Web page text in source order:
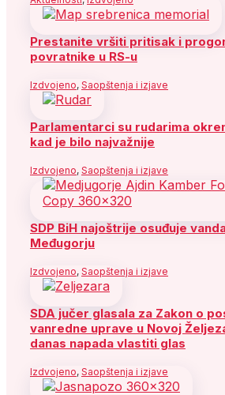
Prestanite vršiti pritisak i
povratnike u RS-u
Izdvojeno, Saopštenja i izjave
Parlamentarci su rudarima
kad je bilo najvažnije
Izdvojeno, Saopštenja i izjave
SDP BiH najoštrije osuđuje
Međugorju
Izdvojeno, Saopštenja i izjave
SDA jučer glasala za Zakon o
vanredne uprave u Novoj
danas napada vlastiti glas
Izdvojeno, Saopštenja i izjave